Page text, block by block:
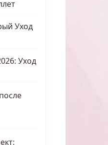
Уход
Уход